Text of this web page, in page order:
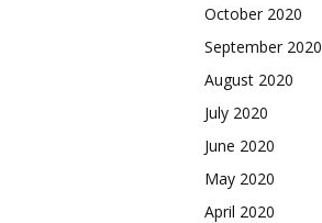
October 2020
September 2020
August 2020
July 2020
June 2020
May 2020
April 2020